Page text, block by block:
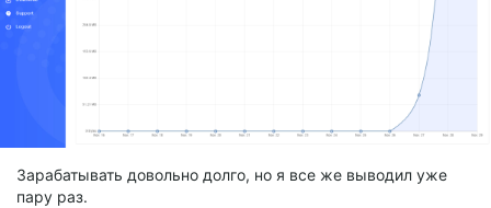
Зарабатывать довольно долго, но я все же выводил уже
пару раз.